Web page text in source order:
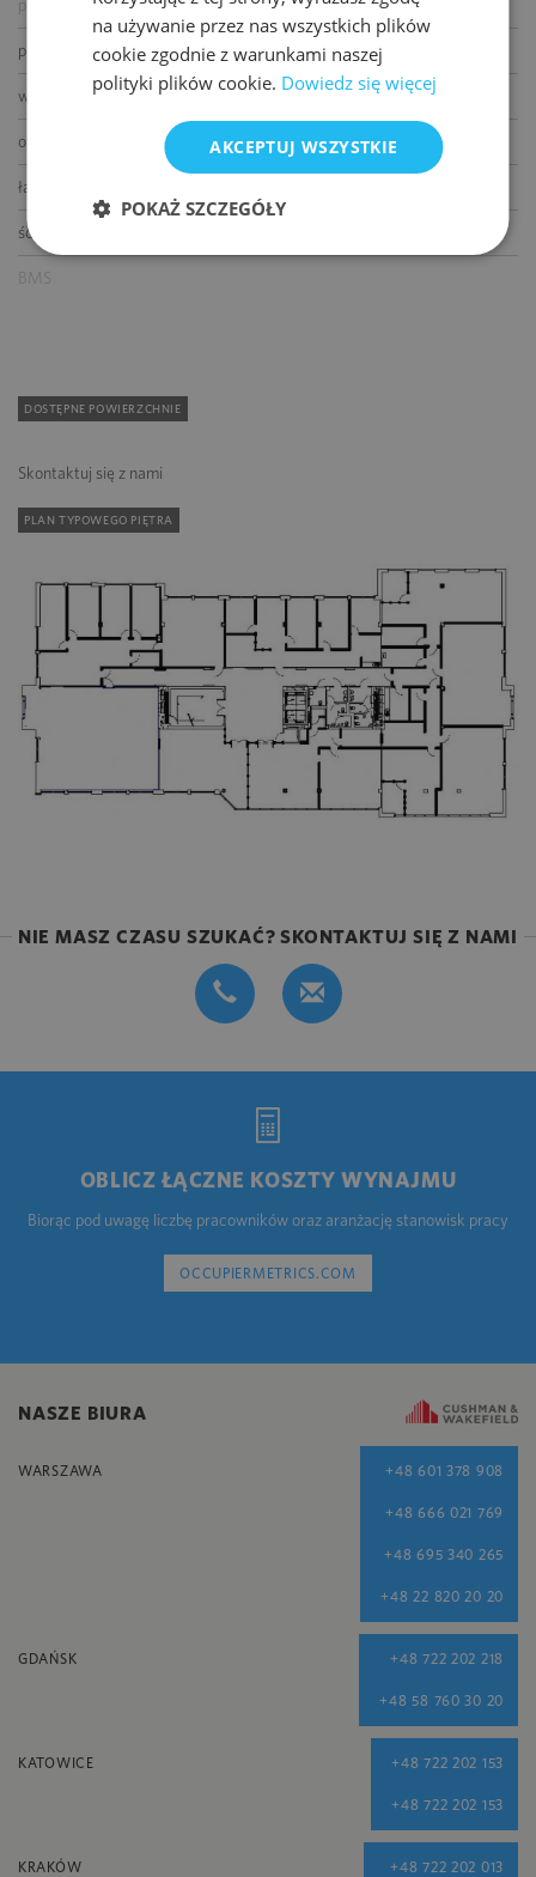
podnoszone podłogi
podwieszane sufity
wykładziny
otwierane okna
łącze światłowodowe
ścianki działowe
BMS
DOSTĘPNE POWIERZCHNIE
Skontaktuj się z nami
PLAN TYPOWEGO PIĘTRA
NIE MASZ CZASU SZUKAĆ? SKONTAKTUJ SIĘ Z NAMI
OBLICZ ŁĄCZNE KOSZTY WYNAJMU
Biorąc pod uwagę liczbę pracowników oraz aranżację stanowisk pracy
OCCUPIERMETRICS.COM
NASZE BIURA
WARSZAWA +48 601 378 908
+48 666 021 769
+48 695 340 265
+48 22 820 20 20
GDAŃSK +48 722 202 218
+48 58 760 30 20
KATOWICE +48 722 202 153
+48 722 202 153
KRAKÓW +48 722 202 013
na używanie przez nas wszystkich plików
cookie zgodnie z warunkami naszej
polityki plików cookie. Dowiedz się więcej
AKCEPTUJ WSZYSTKIE
POKAŻ SZCZEGÓŁY